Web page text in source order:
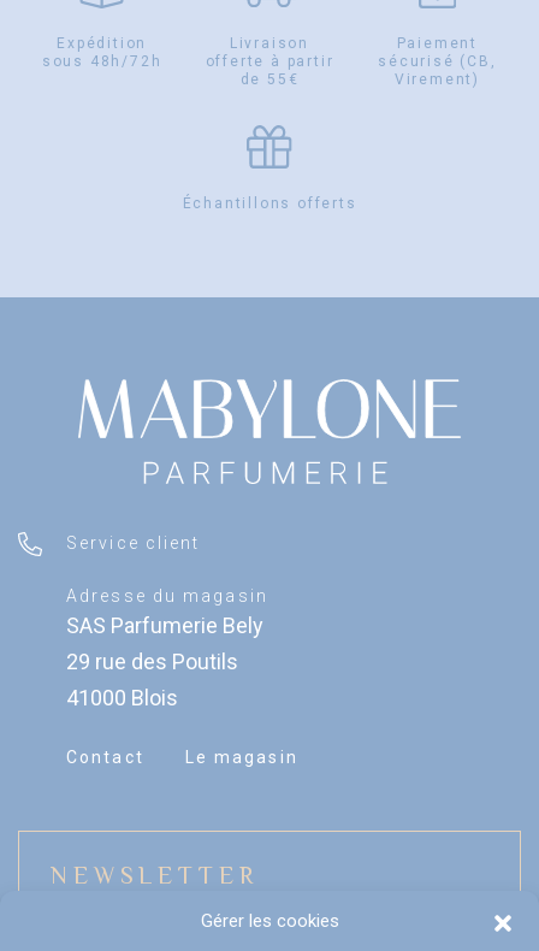
Gérer les cookies
Expédition
sous 48h/72h
Livraison
offerte à partir
de 55€
Paiement
sécurisé (CB,
Virement)
Échantillons offerts
Service client
Adresse du magasin
SAS Parfumerie Bely
29 rue des Poutils
41000 Blois
Contact Le magasin
NEWSLETTER